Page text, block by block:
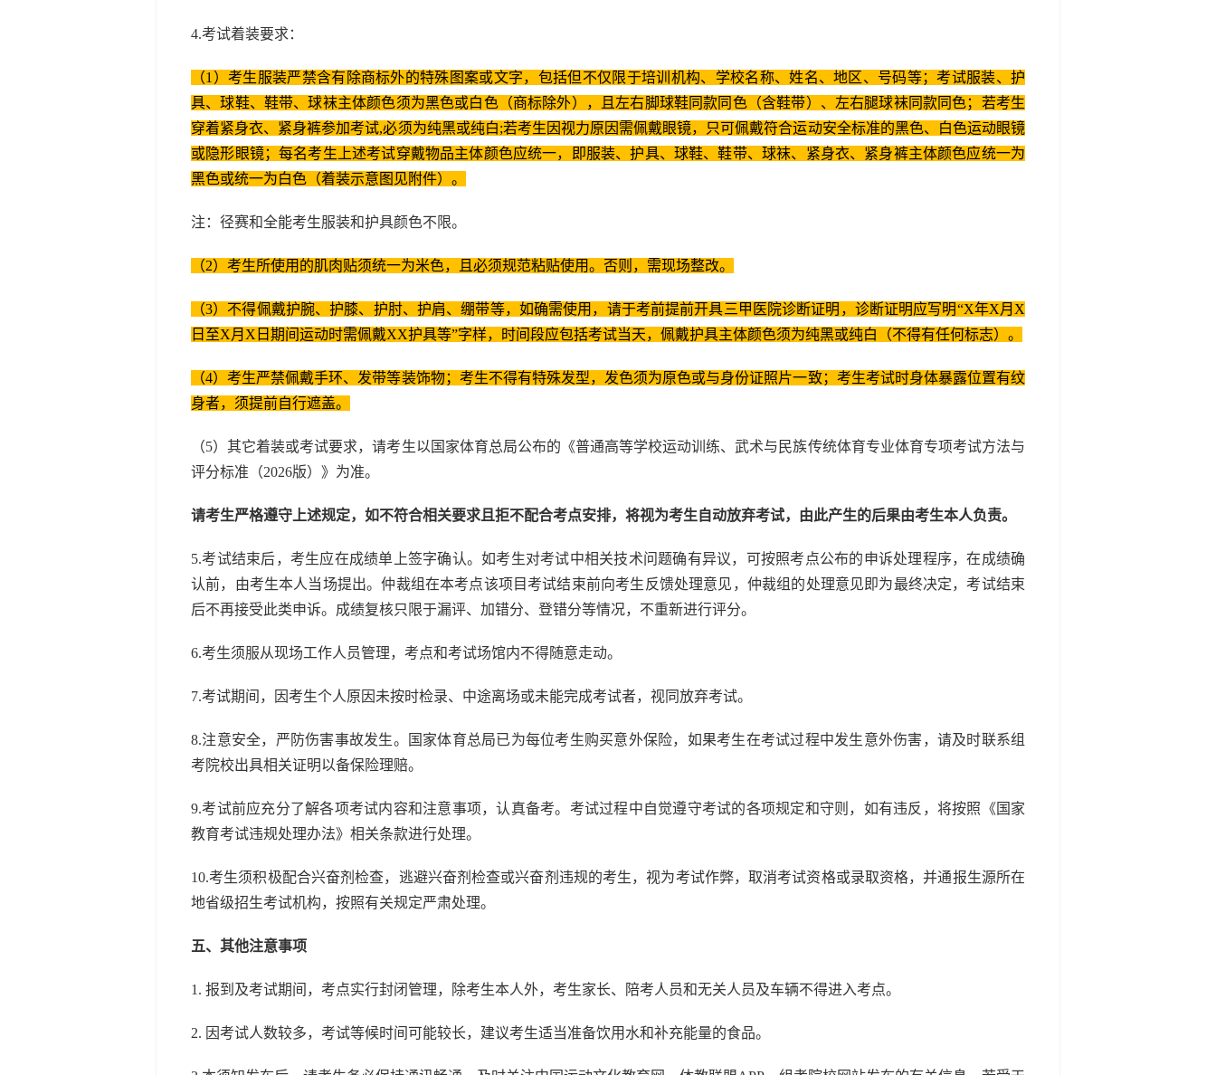
4.考试着装要求：
（1）考生服装严禁含有除商标外的特殊图案或文字，包括但不仅限于培训机构、学校名称、姓名、地区、号码等；考试服装、护
具、球鞋、鞋带、球袜主体颜色须为黑色或白色（商标除外），且左右脚球鞋同款同色（含鞋带）、左右腿球袜同款同色；若考生
穿着紧身衣、紧身裤参加考试,必须为纯黑或纯白;若考生因视力原因需佩戴眼镜，只可佩戴符合运动安全标准的黑色、白色运动眼镜
或隐形眼镜；每名考生上述考试穿戴物品主体颜色应统一，即服装、护具、球鞋、鞋带、球袜、紧身衣、紧身裤主体颜色应统一为
黑色或统一为白色（着装示意图见附件）。
注：径赛和全能考生服装和护具颜色不限。
（2）考生所使用的肌肉贴须统一为米色，且必须规范粘贴使用。否则，需现场整改。
（3）不得佩戴护腕、护膝、护肘、护肩、绷带等，如确需使用，请于考前提前开具三甲医院诊断证明，诊断证明应写明“X年X月X
日至X月X日期间运动时需佩戴XX护具等”字样，时间段应包括考试当天，佩戴护具主体颜色须为纯黑或纯白（不得有任何标志）。
（4）考生严禁佩戴手环、发带等装饰物；考生不得有特殊发型，发色须为原色或与身份证照片一致；考生考试时身体暴露位置有纹
身者，须提前自行遮盖。
（5）其它着装或考试要求，请考生以国家体育总局公布的《普通高等学校运动训练、武术与民族传统体育专业体育专项考试方法与
评分标准（2026版）》为准。
请考生严格遵守上述规定，如不符合相关要求且拒不配合考点安排，将视为考生自动放弃考试，由此产生的后果由考生本人负责。
5.考试结束后，考生应在成绩单上签字确认。如考生对考试中相关技术问题确有异议，可按照考点公布的申诉处理程序，在成绩确
认前，由考生本人当场提出。仲裁组在本考点该项目考试结束前向考生反馈处理意见，仲裁组的处理意见即为最终决定，考试结束
后不再接受此类申诉。成绩复核只限于漏评、加错分、登错分等情况，不重新进行评分。
6.考生须服从现场工作人员管理，考点和考试场馆内不得随意走动。
7.考试期间，因考生个人原因未按时检录、中途离场或未能完成考试者，视同放弃考试。
8.注意安全，严防伤害事故发生。国家体育总局已为每位考生购买意外保险，如果考生在考试过程中发生意外伤害，请及时联系组
考院校出具相关证明以备保险理赔。
9.考试前应充分了解各项考试内容和注意事项，认真备考。考试过程中自觉遵守考试的各项规定和守则，如有违反，将按照《国家
教育考试违规处理办法》相关条款进行处理。
10.考生须积极配合兴奋剂检查，逃避兴奋剂检查或兴奋剂违规的考生，视为考试作弊，取消考试资格或录取资格，并通报生源所在
地省级招生考试机构，按照有关规定严肃处理。
五、其他注意事项
1. 报到及考试期间，考点实行封闭管理，除考生本人外，考生家长、陪考人员和无关人员及车辆不得进入考点。
2. 因考试人数较多，考试等候时间可能较长，建议考生适当准备饮用水和补充能量的食品。